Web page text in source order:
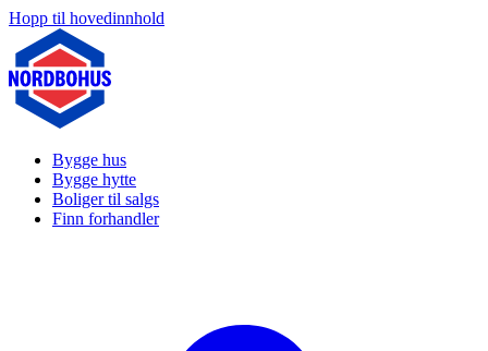
Hopp til hovedinnhold
Bygge hus
Bygge hytte
Boliger til salgs
Finn forhandler